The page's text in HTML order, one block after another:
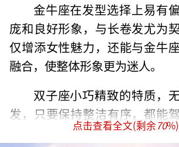
金牛座在发型选择上易有
庞和良好形象，与长卷发尤为
仅增添女性魅力，还能与金牛
融合，使整体形象更为迷人。
双子座小巧精致的特质，
发，只要保持整洁有序，都能
是短发的利落还是长发的柔顺
点击查看全文(剩余70%)